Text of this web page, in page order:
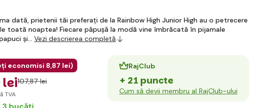
dată, prietenii tăi preferați de la Rainbow High Junior High au o petrecere
toată noaptea! Fiecare păpușă la modă vine îmbrăcată în pijamale
și… Vezi descrierea completă
economisi 8,87 lei)
lei107,87 lei
TVA
RajClub
+ 21 puncte
Cum să devii membru al RajClub-ului